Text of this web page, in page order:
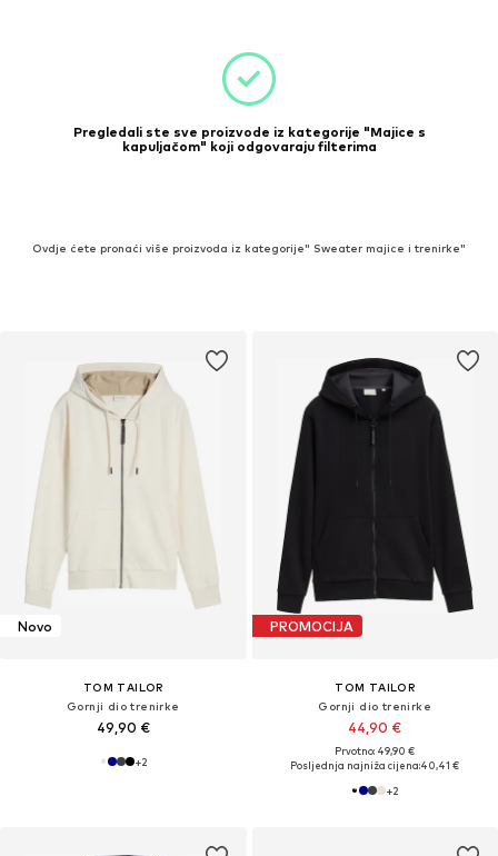
Pregledali ste sve proizvode iz kategorije "Majice s
kapuljačom" koji odgovaraju filterima
Ovdje ćete pronaći više proizvoda iz kategorije" Sweater majice i trenirke"
Novo
TOM TAILOR
Gornji dio trenirke
49,90 €
+2
PROMOCIJA
TOM TAILOR
Gornji dio trenirke
44,90 €
Prvotno: 49,90 €
Posljednja najniža cijena:40,41 €
+2